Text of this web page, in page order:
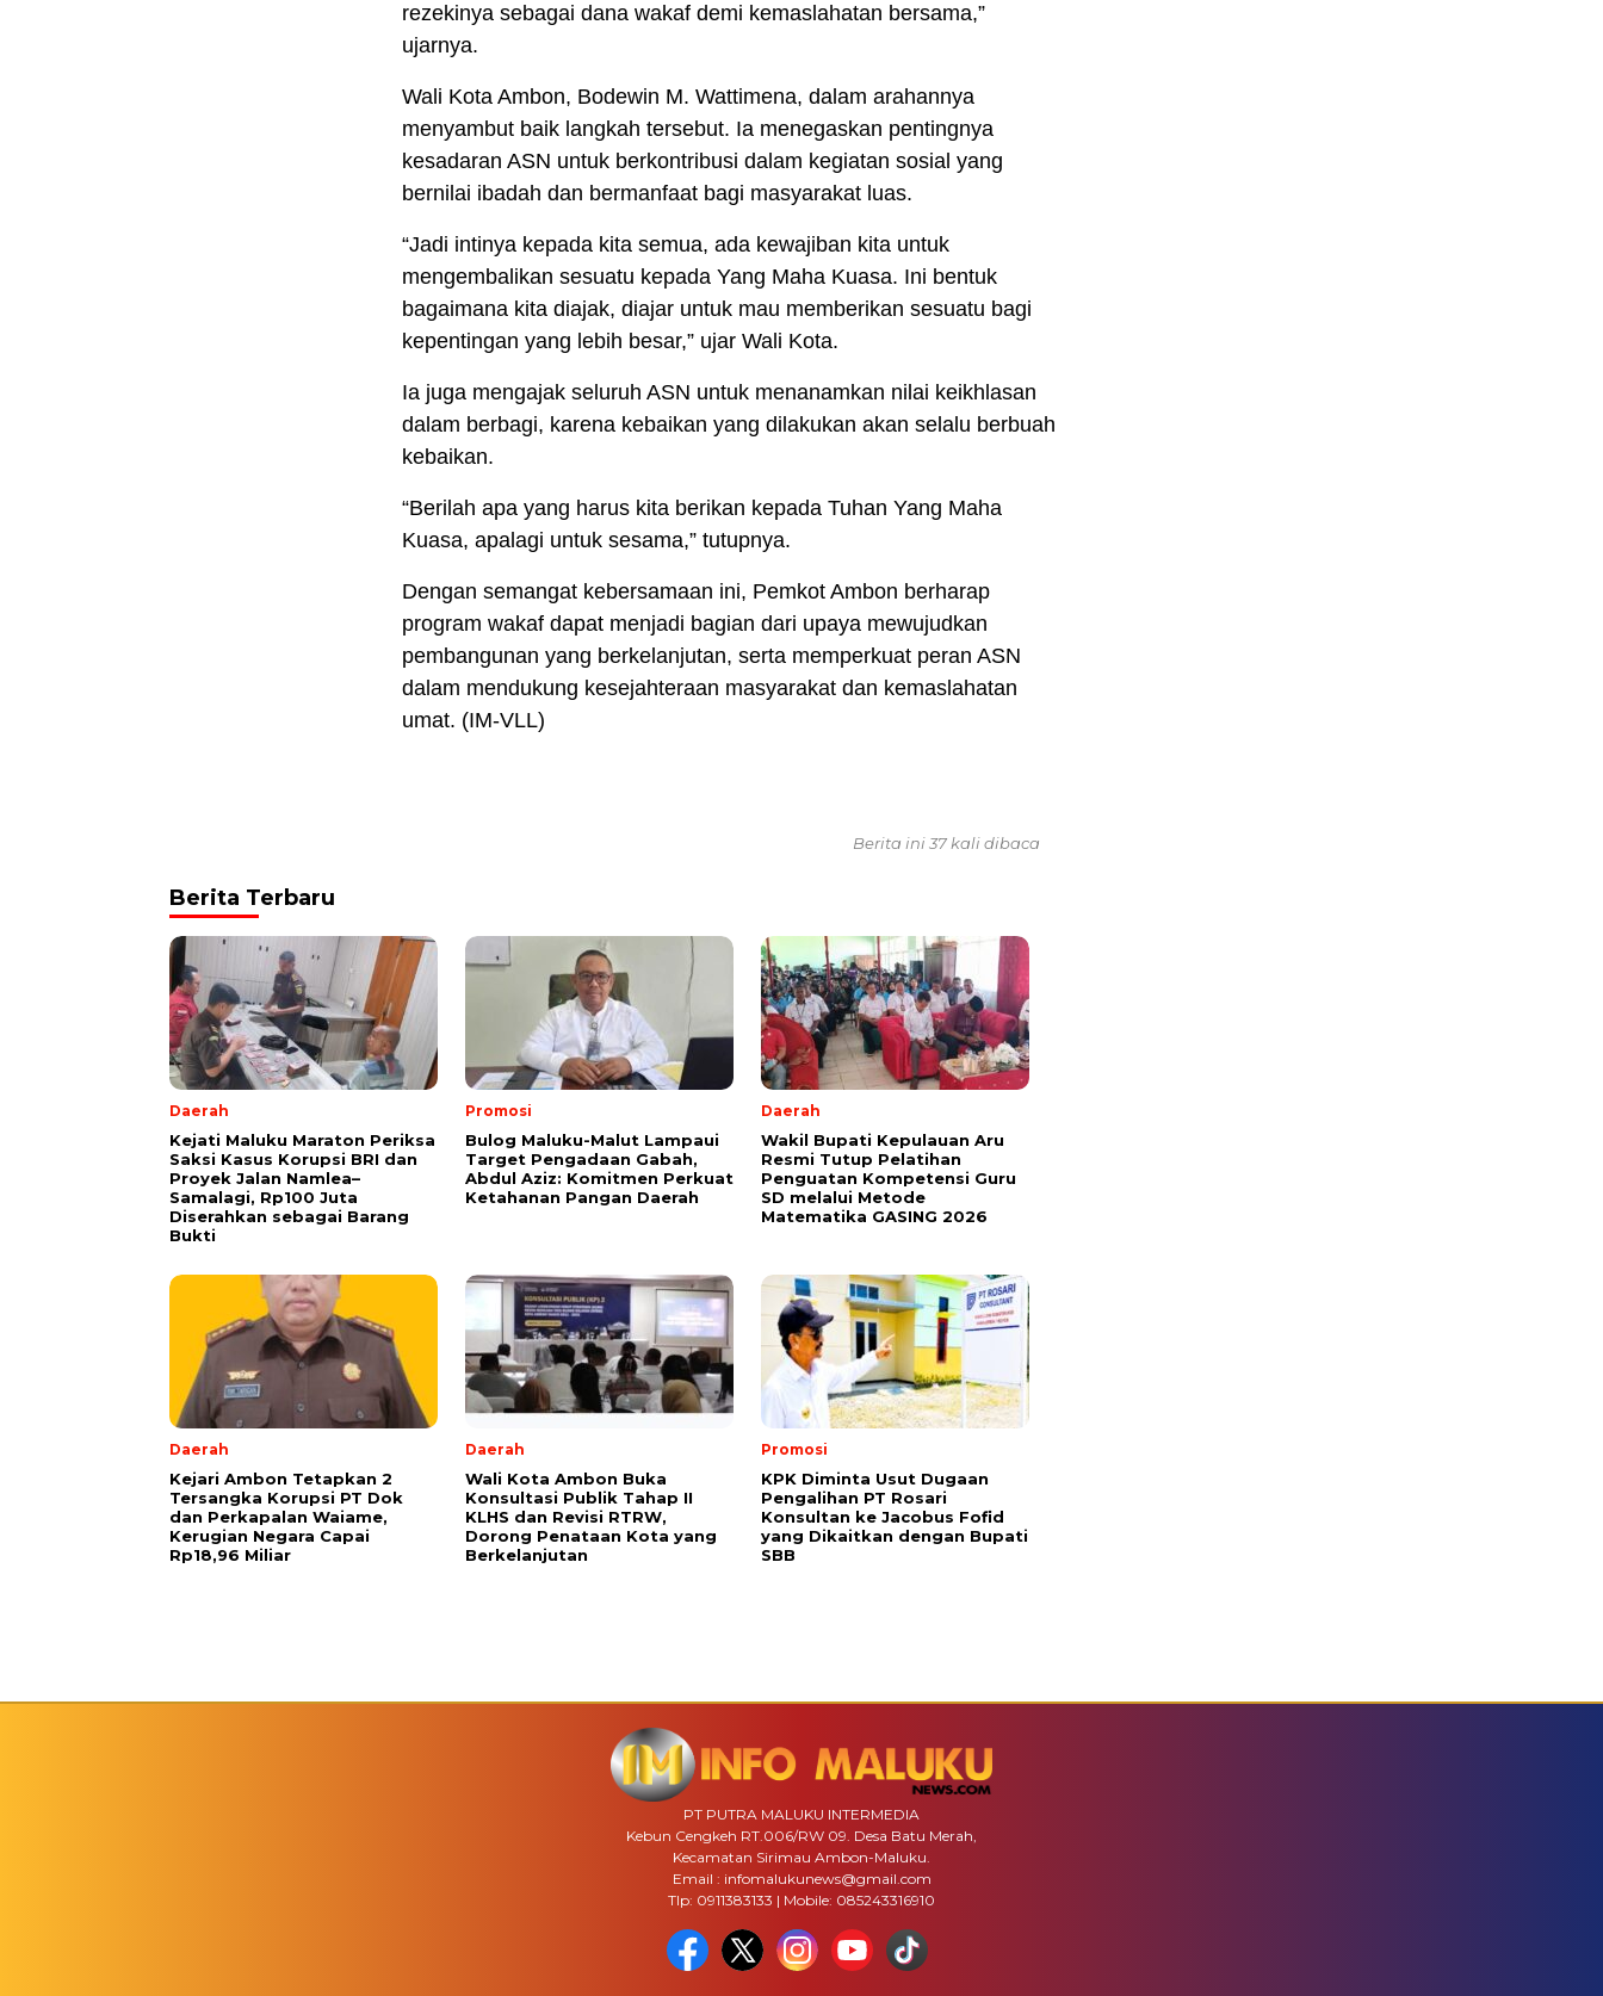
rezekinya sebagai dana wakaf demi kemaslahatan bersama,”
ujarnya.
Wali Kota Ambon, Bodewin M. Wattimena, dalam arahannya
menyambut baik langkah tersebut. Ia menegaskan pentingnya
kesadaran ASN untuk berkontribusi dalam kegiatan sosial yang
bernilai ibadah dan bermanfaat bagi masyarakat luas.
“Jadi intinya kepada kita semua, ada kewajiban kita untuk
mengembalikan sesuatu kepada Yang Maha Kuasa. Ini bentuk
bagaimana kita diajak, diajar untuk mau memberikan sesuatu bagi
kepentingan yang lebih besar,” ujar Wali Kota.
Ia juga mengajak seluruh ASN untuk menanamkan nilai keikhlasan
dalam berbagi, karena kebaikan yang dilakukan akan selalu berbuah
kebaikan.
“Berilah apa yang harus kita berikan kepada Tuhan Yang Maha
Kuasa, apalagi untuk sesama,” tutupnya.
Dengan semangat kebersamaan ini, Pemkot Ambon berharap
program wakaf dapat menjadi bagian dari upaya mewujudkan
pembangunan yang berkelanjutan, serta memperkuat peran ASN
dalam mendukung kesejahteraan masyarakat dan kemaslahatan
umat. (IM-VLL)
Berita ini 37 kali dibaca
Berita Terbaru
Daerah
Kejati Maluku Maraton Periksa
Saksi Kasus Korupsi BRI dan
Proyek Jalan Namlea–
Samalagi, Rp100 Juta
Diserahkan sebagai Barang
Bukti
Promosi
Bulog Maluku-Malut Lampaui
Target Pengadaan Gabah,
Abdul Aziz: Komitmen Perkuat
Ketahanan Pangan Daerah
Daerah
Wakil Bupati Kepulauan Aru
Resmi Tutup Pelatihan
Penguatan Kompetensi Guru
SD melalui Metode
Matematika GASING 2026
Daerah
Kejari Ambon Tetapkan 2
Tersangka Korupsi PT Dok
dan Perkapalan Waiame,
Kerugian Negara Capai
Rp18,96 Miliar
Daerah
Wali Kota Ambon Buka
Konsultasi Publik Tahap II
KLHS dan Revisi RTRW,
Dorong Penataan Kota yang
Berkelanjutan
Promosi
KPK Diminta Usut Dugaan
Pengalihan PT Rosari
Konsultan ke Jacobus Fofid
yang Dikaitkan dengan Bupati
SBB
PT PUTRA MALUKU INTERMEDIA
Kebun Cengkeh RT.006/RW 09. Desa Batu Merah,
Kecamatan Sirimau Ambon-Maluku.
Email : infomalukunews@gmail.com
Tlp: 0911383133 | Mobile: 085243316910